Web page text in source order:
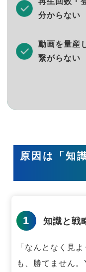
分からない
動画を量産
繋がらない
原因は「知
1 知識と戦
「なんとなく見
も、勝てません。